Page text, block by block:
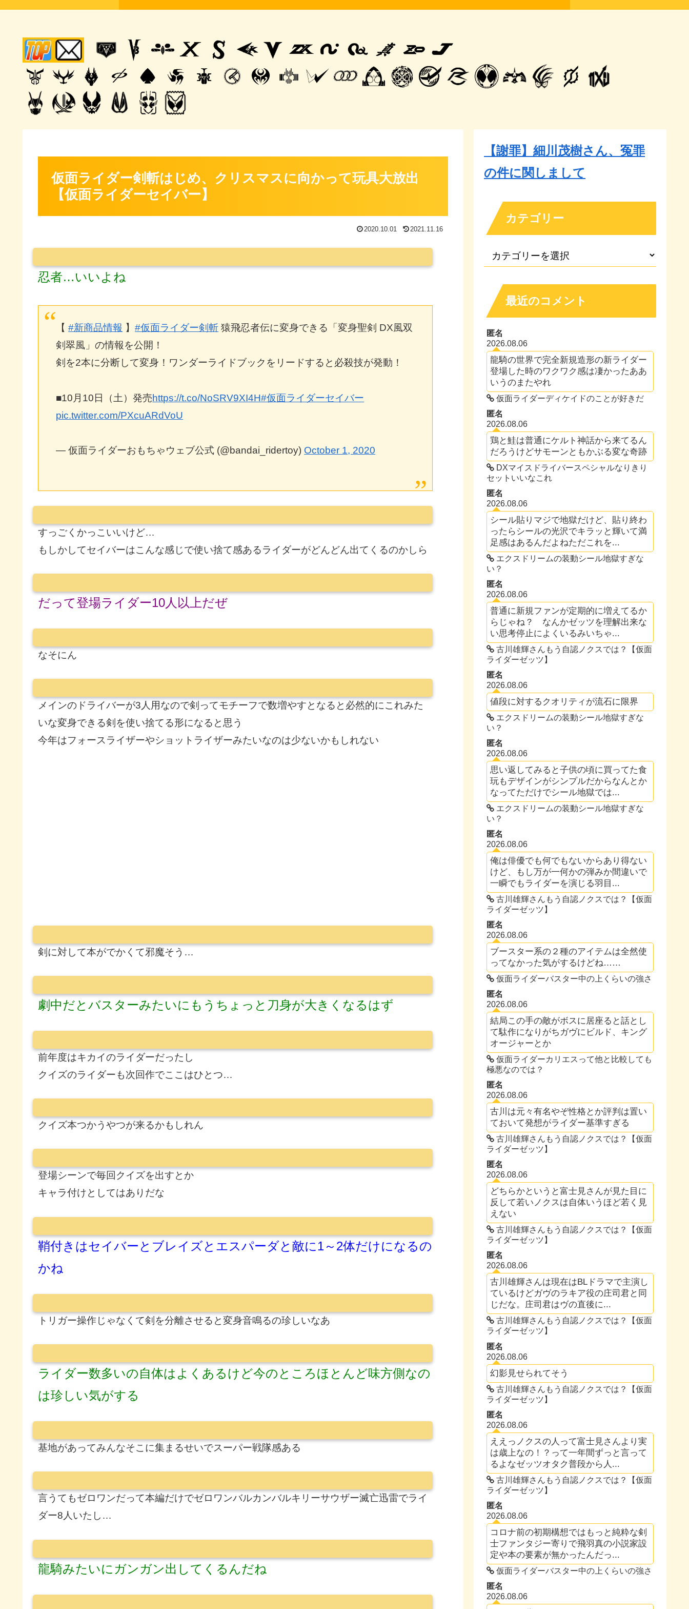
仮面ライダー剣斬はじめ、クリスマスに向かって玩具大放出
【仮面ライダーセイバー】
2020.10.01 2021.11.16
忍者…いいよね
【#新商品情報 】#仮面ライダー剣斬 猿飛忍者伝に変身できる「変身聖剣 DX風双
剣翠風」の情報を公開！
剣を2本に分断して変身！ワンダーライドブックをリードすると必殺技が発動！
■10月10日（土）発売https://t.co/NoSRV9XI4H#仮面ライダーセイバー
pic.twitter.com/PXcuARdVoU
— 仮面ライダーおもちゃウェブ公式 (@bandai_ridertoy) October 1, 2020
すっごくかっこいいけど…
もしかしてセイバーはこんな感じで使い捨て感あるライダーがどんどん出てくるのかしら
だって登場ライダー10人以上だぜ
なそにん
メインのドライバーが3人用なので剣ってモチーフで数増やすとなると必然的にこれみた
いな変身できる剣を使い捨てる形になると思う
今年はフォースライザーやショットライザーみたいなのは少ないかもしれない
剣に対して本がでかくて邪魔そう…
劇中だとバスターみたいにもうちょっと刀身が大きくなるはず
前年度はキカイのライダーだったし
クイズのライダーも次回作でここはひとつ…
クイズ本つかうやつが来るかもしれん
登場シーンで毎回クイズを出すとか
キャラ付けとしてはありだな
鞘付きはセイバーとブレイズとエスパーダと敵に1～2体だけになるの
かね
トリガー操作じゃなくて剣を分離させると変身音鳴るの珍しいなあ
ライダー数多いの自体はよくあるけど今のところほとんど味方側なの
は珍しい気がする
基地があってみんなそこに集まるせいでスーパー戦隊感ある
言うてもゼロワンだって本編だけでゼロワンバルカンバルキリーサウザー滅亡迅雷でライ
ダー8人いたし…
龍騎みたいにガンガン出してくるんだね
【謝罪】細川茂樹さん、冤罪
の件に関しまして
カテゴリー
最近のコメント
匿名
2026.08.06
龍騎の世界で完全新規造形の新ライダー
登場した時のワクワク感は凄かったああ
いうのまたやれ
仮面ライダーディケイドのことが好きだ
匿名
2026.08.06
鶏と鮭は普通にケルト神話から来てるん
だろうけどサモーンともかぶる変な奇跡
DXマイスドライバースペシャルなりきり
セットいいなこれ
匿名
2026.08.06
シール貼りマジで地獄だけど、貼り終わ
ったらシールの光沢でキラッと輝いて満
足感はあるんだよねただこれを...
エクスドリームの装動シール地獄すぎな
い？
匿名
2026.08.06
普通に新規ファンが定期的に増えてるか
らじゃね？ なんかゼッツを理解出来な
い思考停止によくいるみいちゃ...
古川雄輝さんもう自認ノクスでは？【仮面
ライダーゼッツ】
匿名
2026.08.06
値段に対するクオリティが流石に限界
エクスドリームの装動シール地獄すぎな
い？
匿名
2026.08.06
思い返してみると子供の頃に買ってた食
玩もデザインがシンプルだからなんとか
なってただけでシール地獄では...
エクスドリームの装動シール地獄すぎな
い？
匿名
2026.08.06
俺は俳優でも何でもないからあり得ない
けど、もし万が一何かの弾みか間違いで
一瞬でもライダーを演じる羽目...
古川雄輝さんもう自認ノクスでは？【仮面
ライダーゼッツ】
匿名
2026.08.06
ブースター系の２種のアイテムは全然使
ってなかった気がするけどね……
仮面ライダーバスター中の上くらいの強さ
匿名
2026.08.06
結局この手の敵がボスに居座ると話とし
て駄作になりがちガヴにビルド、キング
オージャーとか
仮面ライダーカリエスって他と比較しても
極悪なのでは？
匿名
2026.08.06
古川は元々有名やぞ性格とか評判は置い
ておいて発想がライダー基準すぎる
古川雄輝さんもう自認ノクスでは？【仮面
ライダーゼッツ】
匿名
2026.08.06
どちらかというと富士見さんが見た目に
反して若いノクスは自体いうほど若く見
えない
古川雄輝さんもう自認ノクスでは？【仮面
ライダーゼッツ】
匿名
2026.08.06
古川雄輝さんは現在はBLドラマで主演し
ているけどガヴのラキア役の庄司君と同
じだな。庄司君はヴの直後に...
古川雄輝さんもう自認ノクスでは？【仮面
ライダーゼッツ】
匿名
2026.08.06
幻影見せられてそう
古川雄輝さんもう自認ノクスでは？【仮面
ライダーゼッツ】
匿名
2026.08.06
ええっノクスの人って富士見さんより実
は歳上なの！？って一年間ずっと言って
るよなゼッツオタク普段から人...
古川雄輝さんもう自認ノクスでは？【仮面
ライダーゼッツ】
匿名
2026.08.06
コロナ前の初期構想ではもっと純粋な剣
士ファンタジー寄りで飛羽真の小説家設
定や本の要素が無かったんだっ...
仮面ライダーバスター中の上くらいの強さ
匿名
2026.08.06